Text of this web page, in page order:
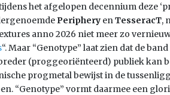
het afgelopen decennium deze
Periphery enTesseracT,
anno 2026 niet meer zo
“. Maar “Genotype” laat zien dat de
(proggeoriënteerd) publiek kan
progmetal bewijst in de
“Genotype” vormt daarmee een